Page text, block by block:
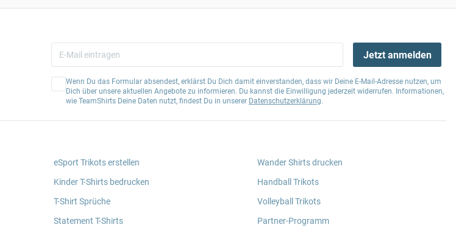
Jetzt anmelden
Wenn Du das Formular absendest, erklärst Du Dich damit einverstanden, dass wir Deine E-Mail-Adresse nutzen, um
Dich über unsere aktuellen Angebote zu informieren. Du kannst die Einwilligung jederzeit widerrufen. Informationen,
wie TeamShirts Deine Daten nutzt, findest Du in unserer Datenschutzerklärung.
eSport Trikots erstellen
Kinder T-Shirts bedrucken
T-Shirt Sprüche
Statement T-Shirts
Wander Shirts drucken
Handball Trikots
Volleyball Trikots
Partner-Programm